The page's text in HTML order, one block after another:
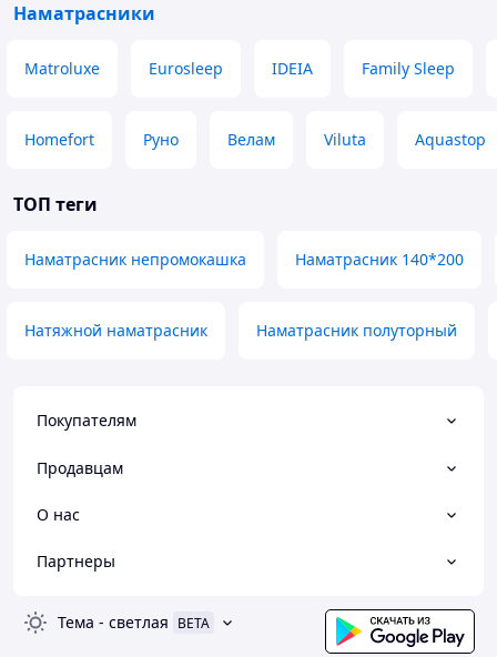
Наматрасники
Matroluxe Eurosleep IDEIA Family Sleep
Homefort Руно Велам Viluta Aquastop
ТОП теги
Наматрасник непромокашка Наматрасник 140*200
Натяжной наматрасник Наматрасник полуторный
Покупателям
Продавцам
О нас
Партнеры
Тема - светлая BETA